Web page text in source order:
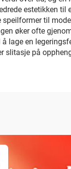
estetikken til
speilformer til
øker ofte
å lage en
slitasje på